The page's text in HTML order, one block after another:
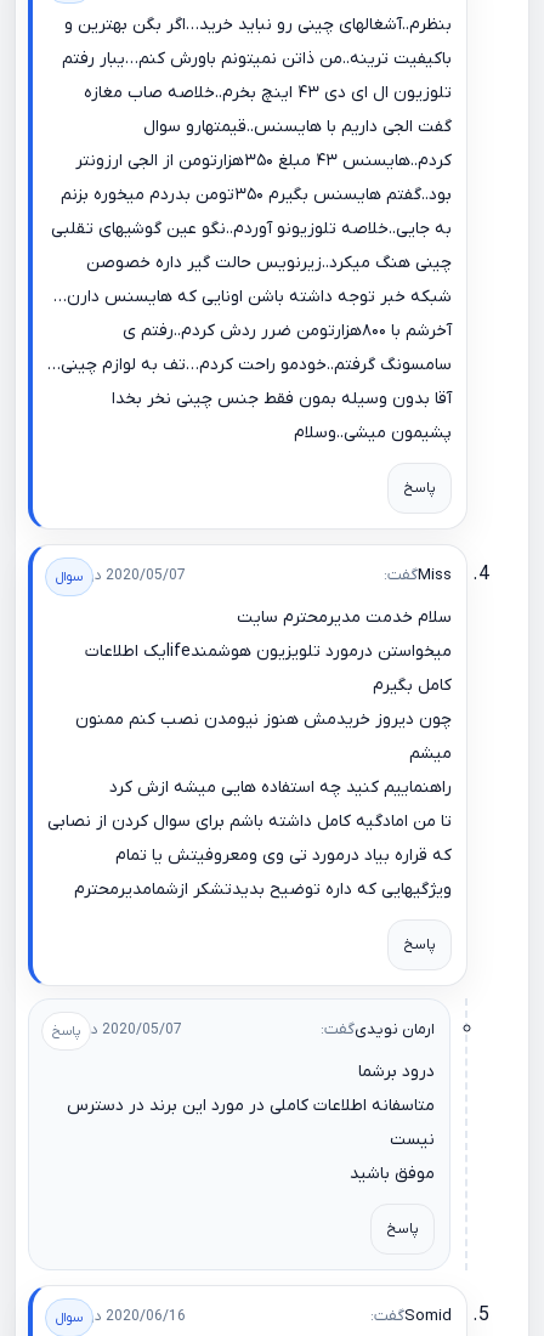
بنظرم..آشغالهای چینی رو نباید خرید…اگر بگن بهترین و
باکیفیت ترینه..من ذاتن نمیتونم باورش کنم…یبار رفتم
تلوزیون ال ای دی ۴۳ اینچ بخرم..خلاصه صاب مغازه
گفت الجی داریم با هایسنس..قیمتهارو سوال
کردم..هایسنس ۴۳ مبلغ ۳۵۰هزارتومن از الجی ارزونتر
بود..گفتم هایسنس بگیرم ۳۵۰تومن بدردم میخوره بزنم
به جایی..خلاصه تلوزیونو آوردم..نگو عین گوشیهای تقلبی
چینی هنگ میکرد..زیرنویس حالت گیر داره خصوصن
شبکه خبر توجه داشته باشن اونایی که هایسنس دارن…
آخرشم با ۸۰۰هزارتومن ضرر ردش کردم..رفتم ی
سامسونگ گرفتم..خودمو راحت کردم…تف به لوازم چینی…
آقا بدون وسیله بمون فقط جنس چینی نخر بخدا
پشیمون میشی..وسلام
پاسخ
Missگفت: 2020/05/07 در 11:15
سلام خدمت مدیرمحترم سایت
میخواستن درمورد تلویزیون هوشمندlifeیک اطلاعات
کامل بگیرم
چون دیروز خریدمش هنوز نیومدن نصب کنم ممنون
میشم
راهنماییم کنید چه استفاده هایی میشه ازش کرد
تا من امادگیه کامل داشته باشم برای سوال کردن از نصابی
که قراره بیاد درمورد تی وی ومعروفیتش یا تمام
ویژگیهایی که داره توضیح بدیدتشکر ازشمامدیرمحترم
پاسخ
ارمان نویدیگفت: 2020/05/07 در 12:30
درود برشما
متاسفانه اطلاعات کاملی در مورد این برند در دسترس
نیست
موفق باشید
پاسخ
Somidگفت: 2020/06/16 در 17:24